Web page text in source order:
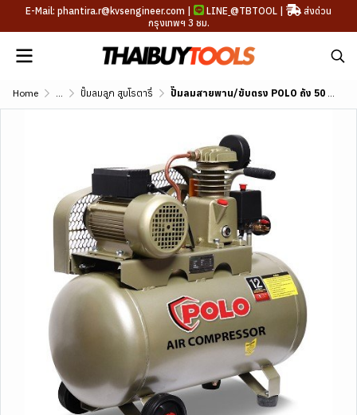
E-Mail: phantira.r@kvsengineer.com | LINE @TBTOOL |
ส่งด่วน
กรุงเทพฯ 3 ชม.
Home ... ปั๊มลมลูก สูบ โรตารี่ ปั๊มลมสายพาน/ขับตรง POLO ถัง 50 ลิตร รุ่น SGJ1051-50